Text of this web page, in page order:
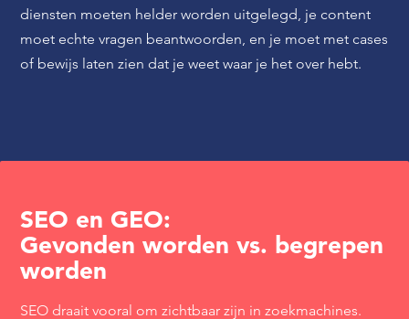
diensten moeten helder worden uitgelegd, je content
moet echte vragen beantwoorden, en je moet met cases
of bewijs laten zien dat je weet waar je het over hebt.
SEO en GEO:
Gevonden worden vs. begrepen
worden
SEO draait vooral om zichtbaar zijn in zoekmachines.